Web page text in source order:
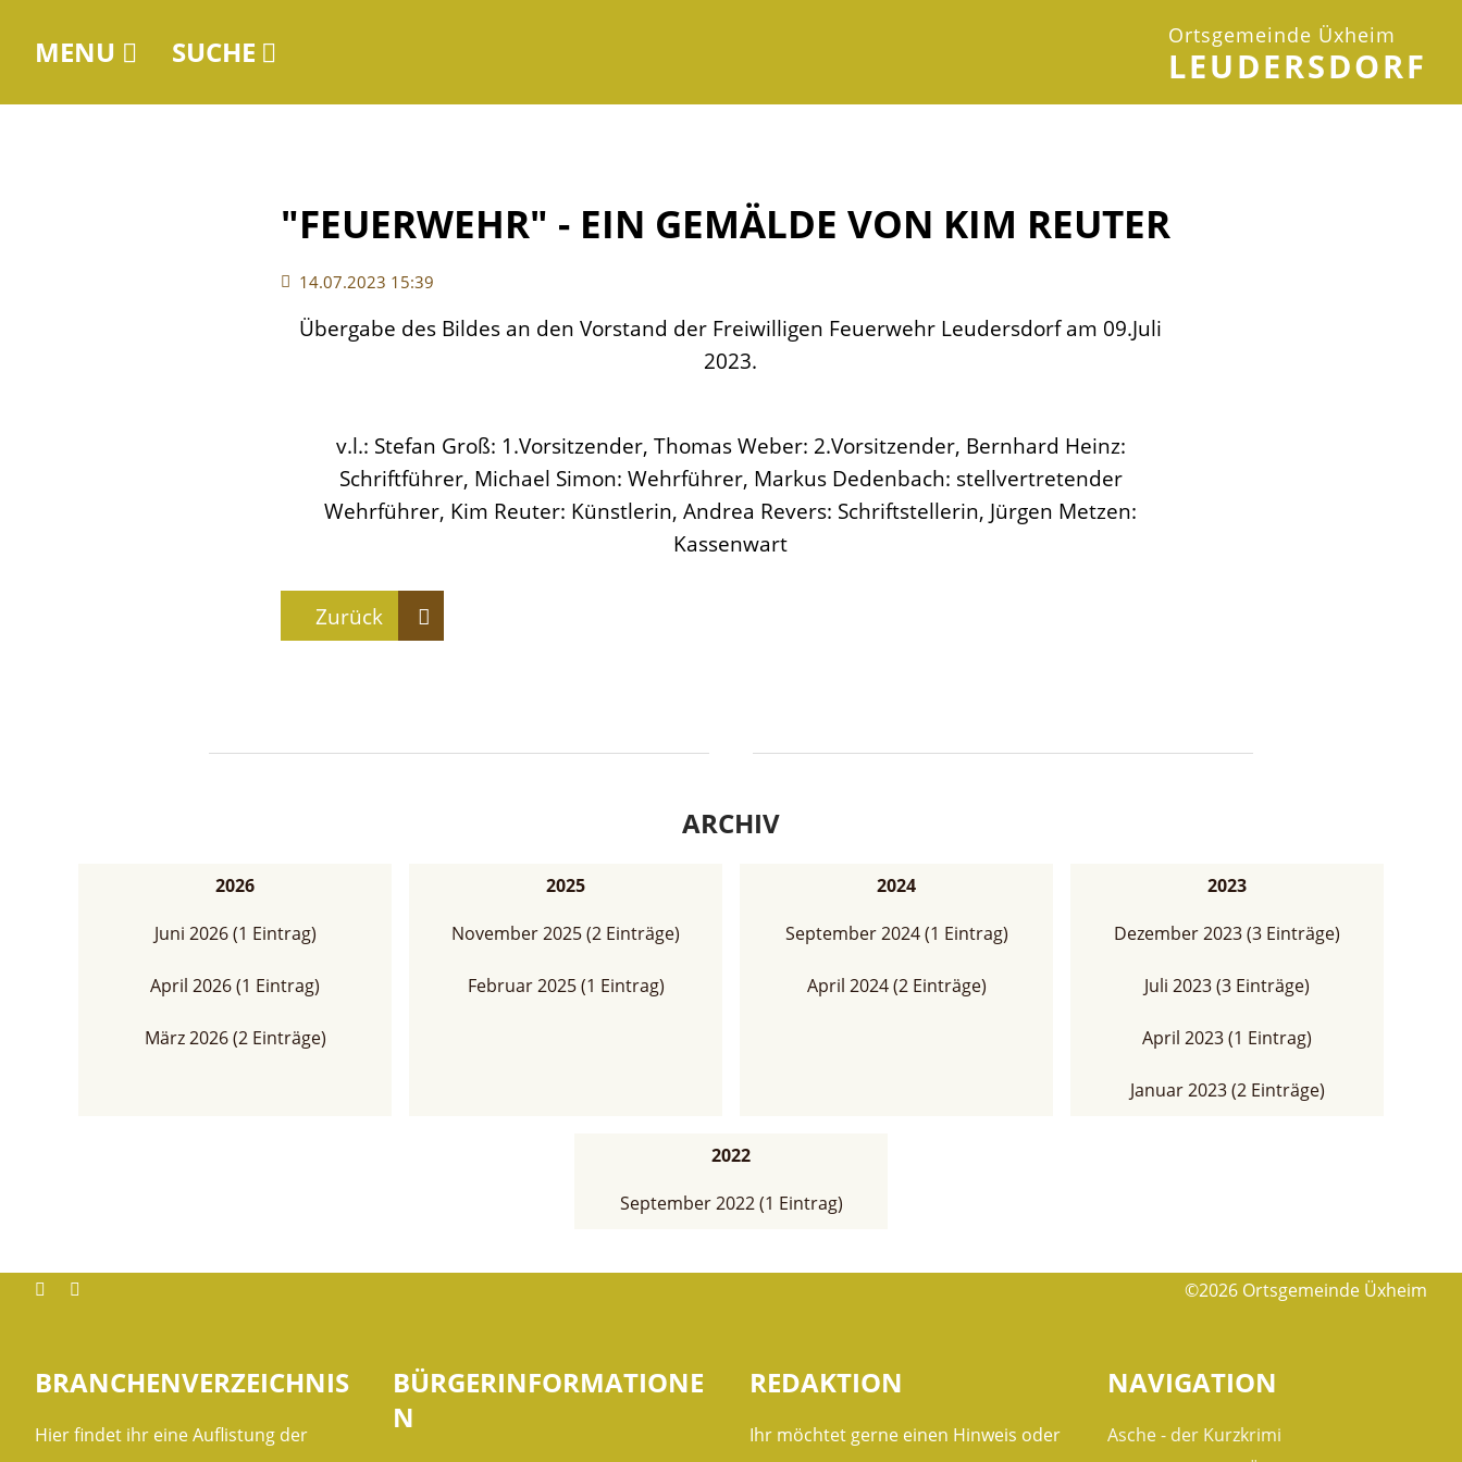
Ortsgemeinde Üxheim
LEUDERSDORF
MENU SUCHE
"FEUERWEHR" - EIN GEMÄLDE VON KIM REUTER
14.07.2023 15:39
Übergabe des Bildes an den Vorstand der Freiwilligen Feuerwehr Leudersdorf am 09.Juli
2023.
v.l.: Stefan Groß: 1.Vorsitzender, Thomas Weber: 2.Vorsitzender, Bernhard Heinz:
Schriftführer, Michael Simon: Wehrführer, Markus Dedenbach: stellvertretender
Wehrführer, Kim Reuter: Künstlerin, Andrea Revers: Schriftstellerin, Jürgen Metzen:
Kassenwart
Zurück
ARCHIV
2026
Juni 2026 (1 Eintrag)
April 2026 (1 Eintrag)
März 2026 (2 Einträge)
2025
November 2025 (2 Einträge)
Februar 2025 (1 Eintrag)
2024
September 2024 (1 Eintrag)
April 2024 (2 Einträge)
2023
Dezember 2023 (3 Einträge)
Juli 2023 (3 Einträge)
April 2023 (1 Eintrag)
Januar 2023 (2 Einträge)
2022
September 2022 (1 Eintrag)
Facebookinstagram ©2026 Ortsgemeinde Üxheim
BRANCHENVERZEICHNIS
Hier findet ihr eine Auflistung der
BÜRGERINFORMATIONE
N
REDAKTION
Ihr möchtet gerne einen Hinweis oder
NAVIGATION
Asche - der Kurzkrimi